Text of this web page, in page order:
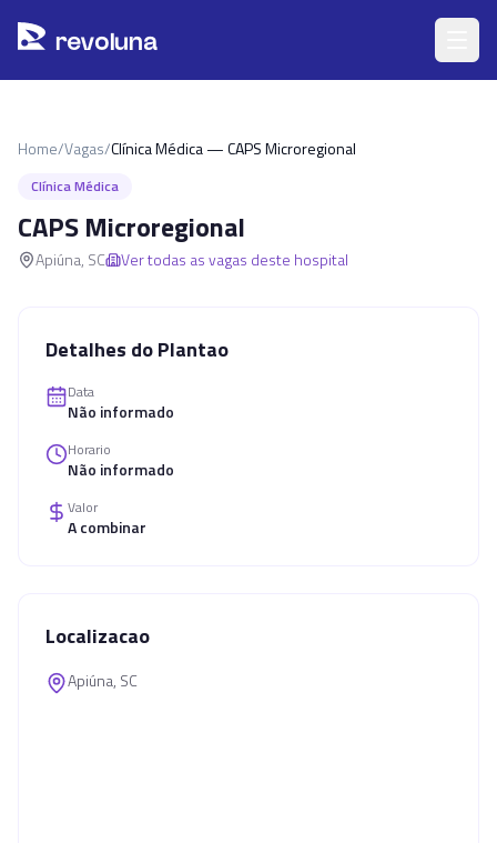
revoluna
Home/Vagas/Clínica Médica — CAPS Microregional
Clínica Médica
CAPS Microregional
Apiúna, SC Ver todas as vagas deste hospital
Detalhes do Plantao
Data
Não informado
Horario
Não informado
Valor
A combinar
Localizacao
Apiúna, SC